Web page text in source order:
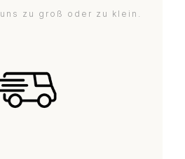
zu groß oder zu klein.